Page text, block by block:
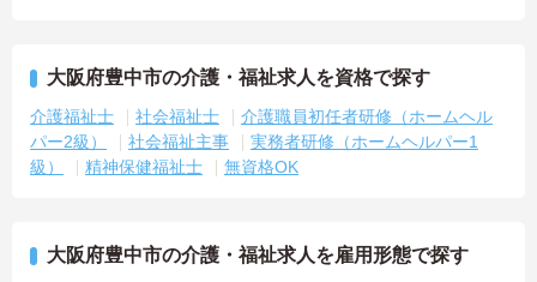
大阪府豊中市の介護・福祉求人を資格で探す
介護福祉士 社会福祉士
介護職員初任者研修（ホームヘル
パー2級）
社会福祉主事
実務者研修（ホームヘルパー1
級）
精神保健福祉士 無資格OK
大阪府豊中市の介護・福祉求人を雇用形態で探す